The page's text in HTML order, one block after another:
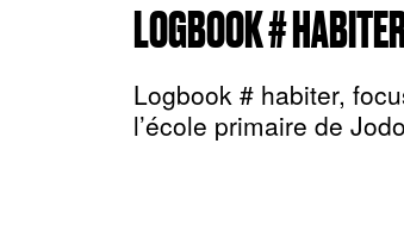
LOGBOOK #
Logbook # habiter,
l’école primaire de